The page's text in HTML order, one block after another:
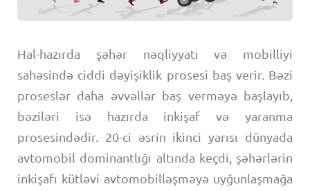
Hal-hazırda şəhər nəqliyyatı və mobilliyi
sahəsində ciddi dəyişiklik prosesi baş verir. Bəzi
proseslər daha əvvəllər baş verməyə başlayıb,
bəziləri isə hazırda inkişaf və yaranma
prosesindədir. 20-ci əsrin ikinci yarısı dünyada
avtomobil dominantlığı altında keçdi, şəhərlərin
inkişafı kütləvi avtomobilləşməyə uyğunlaşmağa